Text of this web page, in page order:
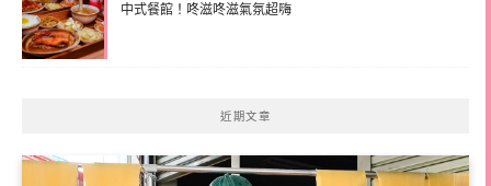
中式餐館！咚滋咚滋氣氛超嗨
近期文章